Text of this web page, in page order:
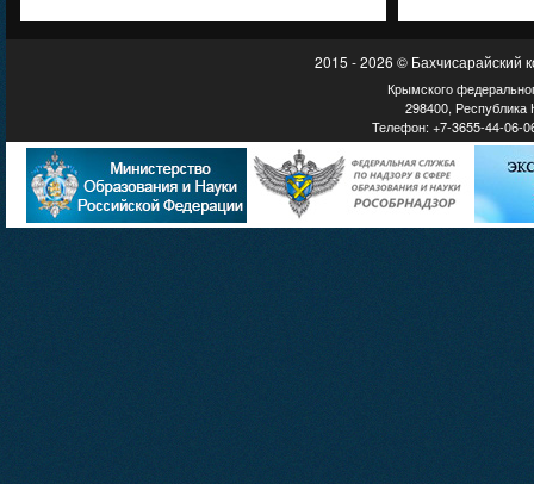
2015 - 2026 © Бахчисарайский
Крымского
298400, Республика
Телефон: +7-3655-44-06-